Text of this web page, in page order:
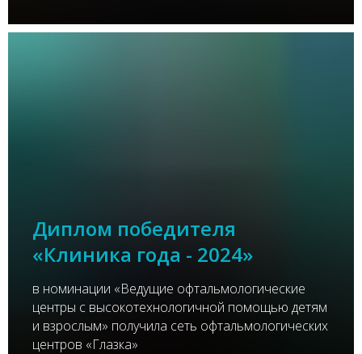
Диплом победителя
«Клиника года - 2024»
в номинации «Ведущие офтальмологические
центры с высокотехнологичной помощью детям
и взрослым» получила сеть офтальмологических
центров «Глазка»